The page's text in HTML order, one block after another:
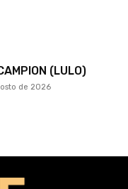
(LULO)
de 2026